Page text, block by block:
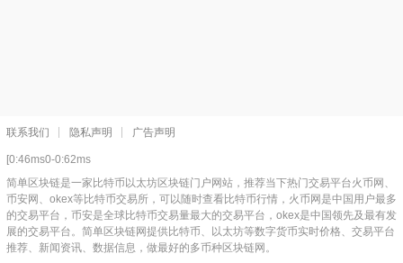
联系我们 隐私声明 广告声明
[0:46ms0-0:62ms
简单区块链是一家比特币以太坊区块链门户网站，推荐当下热门交易平台火币网、
币安网、okex等比特币交易所，可以随时查看比特币行情，火币网是中国用户最多
的交易平台，币安是全球比特币交易量最大的交易平台，okex是中国领先及最有发
展的交易平台。简单区块链网提供比特币、以太坊等数字货币实时价格、交易平台
推荐、新闻资讯、数据信息，做最好的多币种区块链网。